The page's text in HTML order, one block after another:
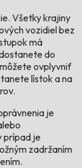
Všetky krajiny
vozidiel bez
má
do
ovplyvniť
lístok a na
je
prípad je
zadržaním